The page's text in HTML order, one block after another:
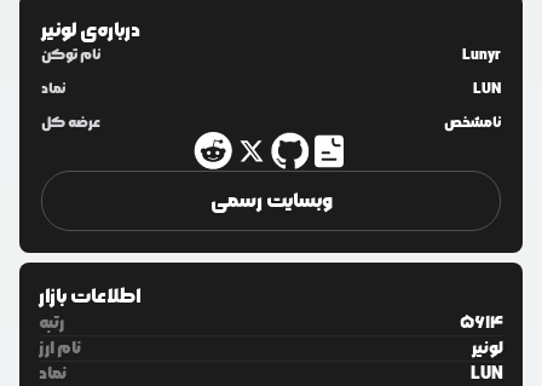
درباره‌یلونیر
نام توکن
Lunyr
نماد
LUN
عرضه کل
نامشخص
وبسایت رسمی
اطلاعات بازار
رتبه
5614
نام ارز
لونیر
نماد
LUN